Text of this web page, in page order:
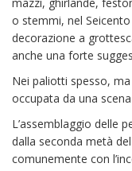
o stemmi, nel
decorazione a
anche una forte
Nei paliotti spesso,
occupata da una
L’assemblaggio delle
dalla seconda metà
comunemente con